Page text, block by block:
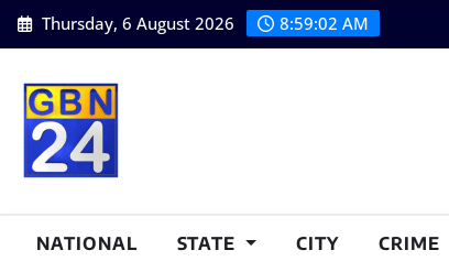
Skip
to
Thursday, 6 August 2026 8:59:03 AM
NATIONAL STATE CITY CRIME